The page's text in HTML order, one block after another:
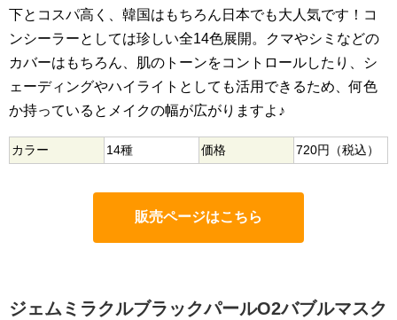
下とコスパ高く、韓国はもちろん日本でも大人気です！コ
ンシーラーとしては珍しい全14色展開。クマやシミなどの
カバーはもちろん、肌のトーンをコントロールしたり、シ
ェーディングやハイライトとしても活用できるため、何色
か持っているとメイクの幅が広がりますよ♪
カラー 14種 価格 720円（税込）
販売ページはこちら
ジェムミラクルブラックパールO2バブルマスク